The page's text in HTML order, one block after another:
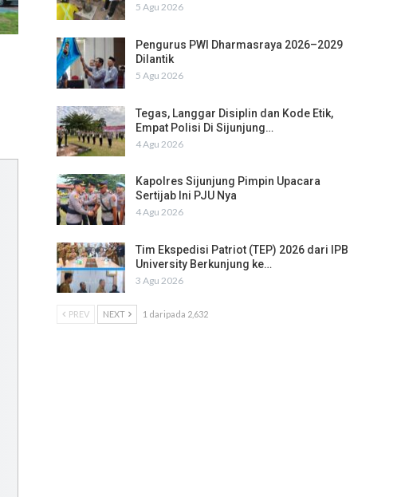
5 Agu 2026
Pengurus PWI Dharmasraya 2026–2029
Dilantik
5 Agu 2026
Tegas, Langgar Disiplin dan Kode Etik,
Empat Polisi Di Sijunjung…
4 Agu 2026
Kapolres Sijunjung Pimpin Upacara
Sertijab Ini PJU Nya
4 Agu 2026
Tim Ekspedisi Patriot (TEP) 2026 dari IPB
University Berkunjung ke…
3 Agu 2026
PREV NEXT 1 daripada 2,632